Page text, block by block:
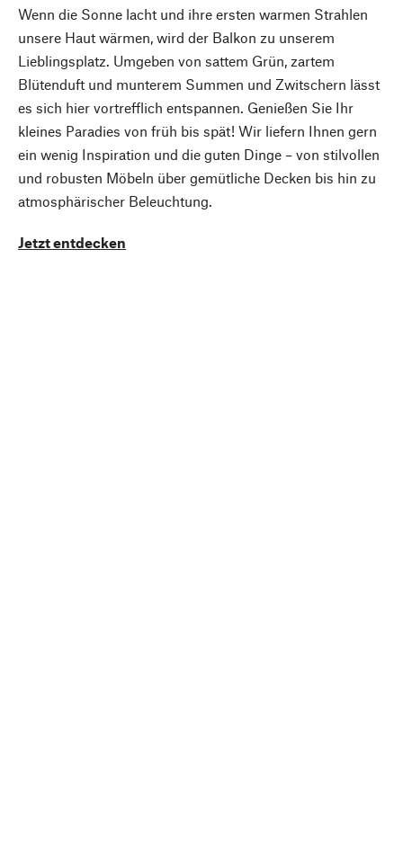
Wenn die Sonne lacht und ihre ersten warmen Strahlen
unsere Haut wärmen, wird der Balkon zu unserem
Lieblingsplatz. Umgeben von sattem Grün, zartem
Blütenduft und munterem Summen und Zwitschern lässt
es sich hier vortrefflich entspannen. Genießen Sie Ihr
kleines Paradies von früh bis spät! Wir liefern Ihnen gern
ein wenig Inspiration und die guten Dinge – von stilvollen
und robusten Möbeln über gemütliche Decken bis hin zu
atmosphärischer Beleuchtung.
Jetzt entdecken